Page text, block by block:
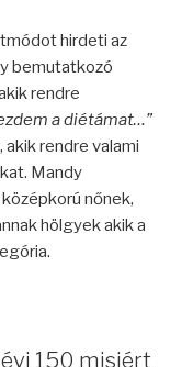
hirdeti az
bemutatkozó
rendre
a diétámat…”
akik rendre valami
Mandy
nőnek,
hölgyek akik a
150 misiért